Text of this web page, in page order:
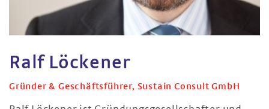
Ralf Löckener
Gründer & Geschäftsführer, Sustain Consult GmbH